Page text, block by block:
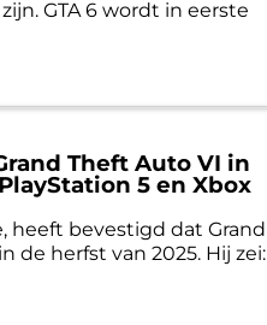
GTA 6 wordt in eerste
Theft Auto VI in
5 en Xbox
heeft bevestigd dat Grand
de herfst van 2025. Hij zei: